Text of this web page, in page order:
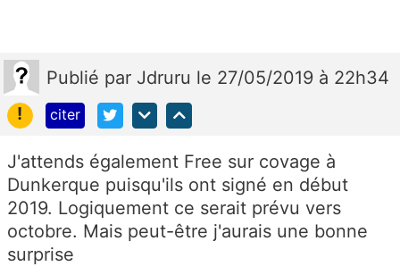
Publié par Jdruru le 27/05/2019 à 22h34
!
citer
J'attends également Free sur covage à
Dunkerque puisqu'ils ont signé en début
2019. Logiquement ce serait prévu vers
octobre. Mais peut-être j'aurais une bonne
surprise